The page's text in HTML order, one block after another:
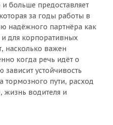
больше предоставляет
за годы работы в
надёжного партнёра как
и для корпоративных
насколько важен
когда речь идёт о
устойчивость
тормозного пути, расход
жизнь водителя и